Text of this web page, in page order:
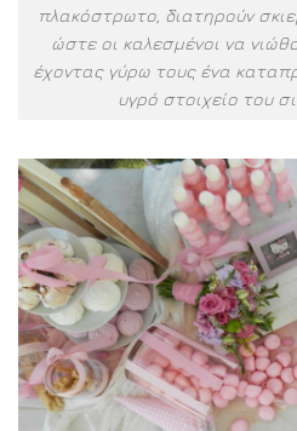
πλακόστρωτο, διατηρούν
ώστε οι καλεσμένοι να
έχοντας γύρω τους ένα
υγρό στοιχείο του